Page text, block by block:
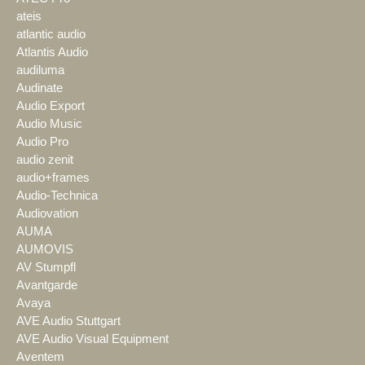
ateis
atlantic audio
Atlantis Audio
audiluma
Audinate
Audio Export
Audio Music
Audio Pro
audio zenit
audio+frames
Audio-Technica
Audiovation
AUMA
AUMOVIS
AV Stumpfl
Avantgarde
Avaya
AVE Audio Stuttgart
AVE Audio Visual Equipment
Aventem